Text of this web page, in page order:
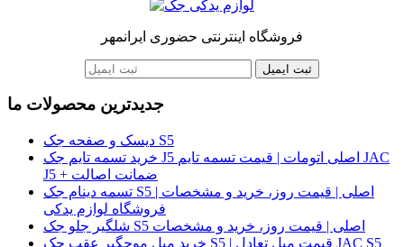
فروشگاه اینترنتی حضوری ایرانمهر
ثبت ایمیل
جدیدترین محصولات ما
دیسک و صفحه جک S5
خرید تسمه تایم جک J5 اصلی اتومات | قیمت تسمه تایم JAC
J5 + ضمانت اصالت
تسمه دینام جک S5 اصلی | قیمت روز، خرید و مشخصات |
فروشگاه لوازم یدکی
شلگیر جلو جک S5 اصلی | قیمت روز، خرید و مشخصات
خرید میل موجگیر عقب جک S5 | قیمت میل تعادل JAC S5